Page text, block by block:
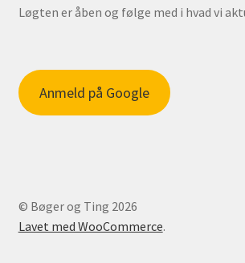
Løgten er åben og følge med i hvad vi
Anmeld på Google
© Bøger og Ting 2026
Lavet med WooCommerce.